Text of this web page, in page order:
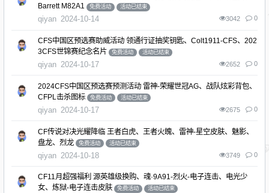
Barrett M82A1
免费活动 活动已结束
qiyan 2024-10-14 3042 0
CFS中国区预选赛助威活动 领通行证抽奖钥匙、Colt1911-CFS、202
3CFS世锦赛纪念名片
免费活动 活动已结束
qiyan 2024-10-17 2652 0
2024CFS中国区预选赛预测活动 雷神-荣耀世冠AG、战队炫彩背包、
CFPL击杀图标
免费活动 活动已结束
qiyan 2024-10-17 2675 0
CF传说对决光耀降临 王者白虎、王者火魄、雷神-星空皮肤、魅影、
盘龙、烈龙
免费活动 活动已结束
qiyan 2024-10-18 3749 0
CF11月超强福利 源英雄级换购、魂·9A91-烈火-电子连击、电光少
女、炼狱-电子连击皮肤
免费活动 活动已结束